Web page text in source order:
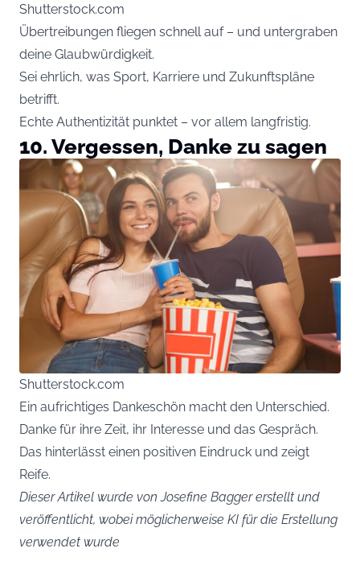
Shutterstock.com
Übertreibungen fliegen schnell auf – und untergraben
deine Glaubwürdigkeit.
Sei ehrlich, was Sport, Karriere und Zukunftspläne
betrifft.
Echte Authentizität punktet – vor allem langfristig.
10. Vergessen, Danke zu sagen
Shutterstock.com
Ein aufrichtiges Dankeschön macht den Unterschied.
Danke für ihre Zeit, ihr Interesse und das Gespräch.
Das hinterlässt einen positiven Eindruck und zeigt
Reife.
Dieser Artikel wurde von Josefine Bagger erstellt und
veröffentlicht, wobei möglicherweise KI für die Erstellung
verwendet wurde